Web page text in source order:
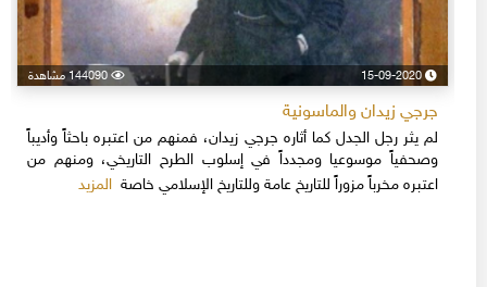
15-09-2020 144090 مشاهدة
جرجي زيدان والماسونية
لم يثر رجل الجدل كما أثاره جرجي زيدان، فمنهم من اعتبره باحثاً وأديباً
وصحفياً موسوعيا ومجدداً في إسلوب الطرح التاريخي، ومنهم من
اعتبره مخرباً مزوراً للتاريخ عامة وللتاريخ الإسلامي خاصةالمزيد